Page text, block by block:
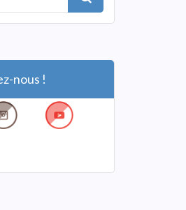
nous !